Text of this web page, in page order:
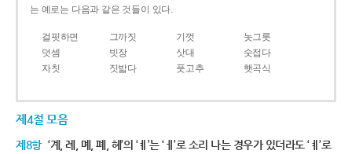
는 예로는 다음과 같은 것들이 있다.
걸핏하면 그까짓 기껏
놋그릇
덧셈
빗장 삿대
숫접다
자칫
짓밟다 풋고추 햇곡식
제4절 모음
제8항 ‘계, 례, 몌, 폐, 혜’의 ‘ㅖ’는 ‘ㅔ’로 소리 나는 경우가 있더라도 ‘ㅖ’로